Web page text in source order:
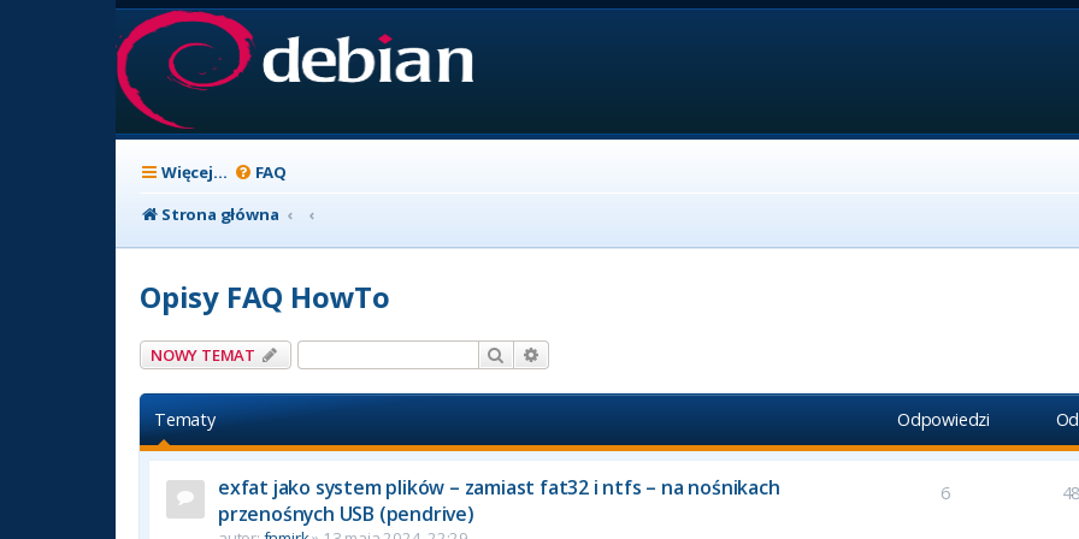
Więcej… FAQ
Strona główna
Opisy FAQ HowTo
NOWY TEMAT Szukaj
Tematy Odpowiedzi
exfat jako system plików – zamiast fat32 i ntfs – na nośnikach
przenośnych USB (pendrive)
6